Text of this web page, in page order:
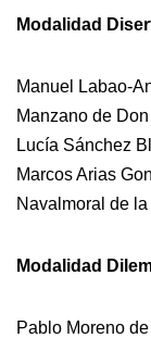
Modalidad
Manuel Labao-
Manzano de
Lucía Sánchez
Marcos Arias
Navalmoral de la
Modalidad
Pablo Moreno